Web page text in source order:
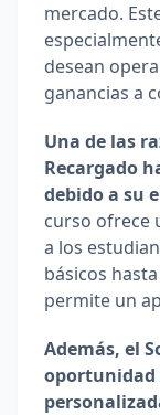
mercado.
desean
ganancias a
Una de las
Recargado
debido a su
curso ofrece
a los
básicos
permite un
Además, el
oportunidad